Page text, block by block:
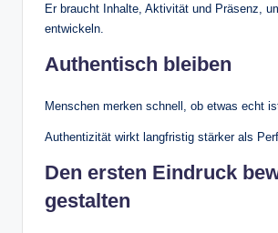
Er braucht Inhalte, Aktivität und Präsenz,
entwickeln.
Authentisch bleiben
Menschen merken schnell, ob etwas echt
Authentizität wirkt langfristig stärker als
Den ersten Eindruck
gestalten